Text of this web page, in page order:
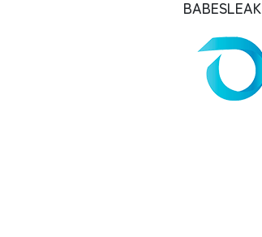
BABESLEAK